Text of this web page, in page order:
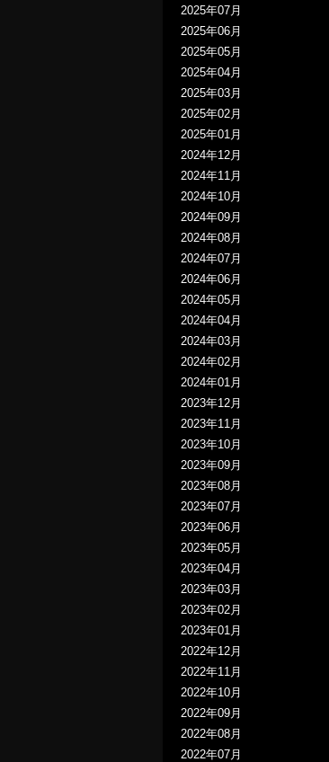
2025年07月
2025年06月
2025年05月
2025年04月
2025年03月
2025年02月
2025年01月
2024年12月
2024年11月
2024年10月
2024年09月
2024年08月
2024年07月
2024年06月
2024年05月
2024年04月
2024年03月
2024年02月
2024年01月
2023年12月
2023年11月
2023年10月
2023年09月
2023年08月
2023年07月
2023年06月
2023年05月
2023年04月
2023年03月
2023年02月
2023年01月
2022年12月
2022年11月
2022年10月
2022年09月
2022年08月
2022年07月